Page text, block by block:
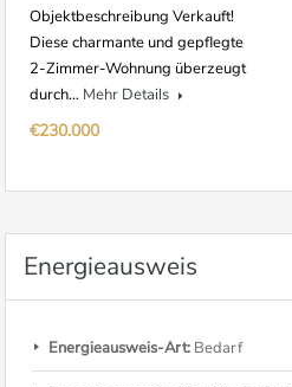
Objektbeschreibung Verkauft!
Diese charmante und gepflegte
2-Zimmer-Wohnung überzeugt
durch… Mehr Details
€230.000
Energieausweis
Energieausweis-Art: Bedarf